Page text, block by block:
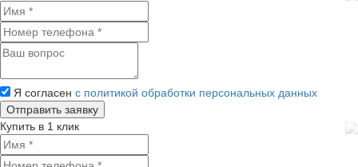
Я согласен с политикой обработки персональных данных
Купить в 1 клик